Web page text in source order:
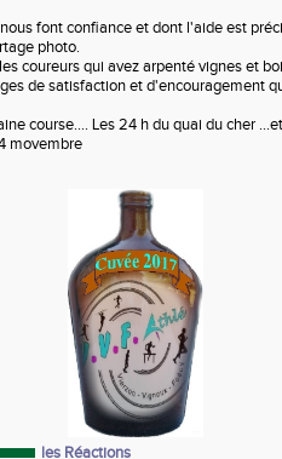
font confiance et dont l'aide est
photo.
coureurs qui avez arpenté vignes et
de satisfaction et d'encouragement
course.... Les 24 h du quai du cher
movembre
les Réactions